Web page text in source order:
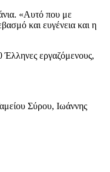
«Αυτό που με
και ευγένεια και η
Έλληνες εργαζόμενους,
Σύρου, Ιωάννης